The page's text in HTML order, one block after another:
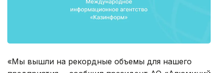
«Мы вышли на рекордные объемы для нашего